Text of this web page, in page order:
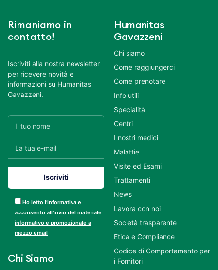
Rimaniamo in
contatto!
Iscriviti alla nostra newsletter
per ricevere novità e
informazioni su Humanitas
Gavazzeni.
Ho letto l’informativa e
acconsento all’invio del materiale
informativo e promozionale a
mezzo email
Chi Siamo
Humanitas
Gavazzeni
Chi siamo
Come raggiungerci
Come prenotare
Info utili
Specialità
Centri
I nostri medici
Malattie
Visite ed Esami
Trattamenti
News
Lavora con noi
Società trasparente
Etica e Compliance
Codice di Comportamento per
i Fornitori